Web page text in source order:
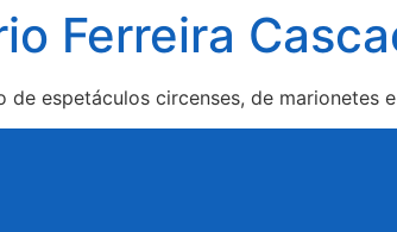
Ferreira
de espetáculos circenses, de marionetes